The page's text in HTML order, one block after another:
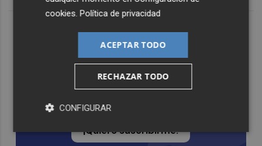
Lo Más Escuchado
Suscríbete al canal de
Whatsapp
Siempre al día de las últimas noticias
¡Quiero suscribirme!
cookies .Política de privacidad
ACEPTAR TODO
RECHAZAR TODO
CONFIGURAR